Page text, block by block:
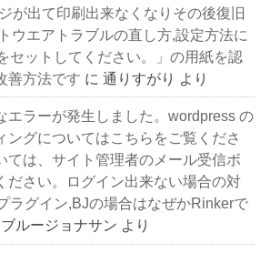
が出て印刷出来なくなりその後復旧
ウエアトラブルの直し方,設定方法に
セットしてください。」の用紙を認
善方法です に通りすがり より
エラーが発生しました。wordpress の
ングについてはこちらをご覧くださ
ては、サイト管理者のメール受信ボ
ださい。ログイン出来ない場合の対
ラグイン,BJの場合はなぜかRinkerで
ブルージョナサン より